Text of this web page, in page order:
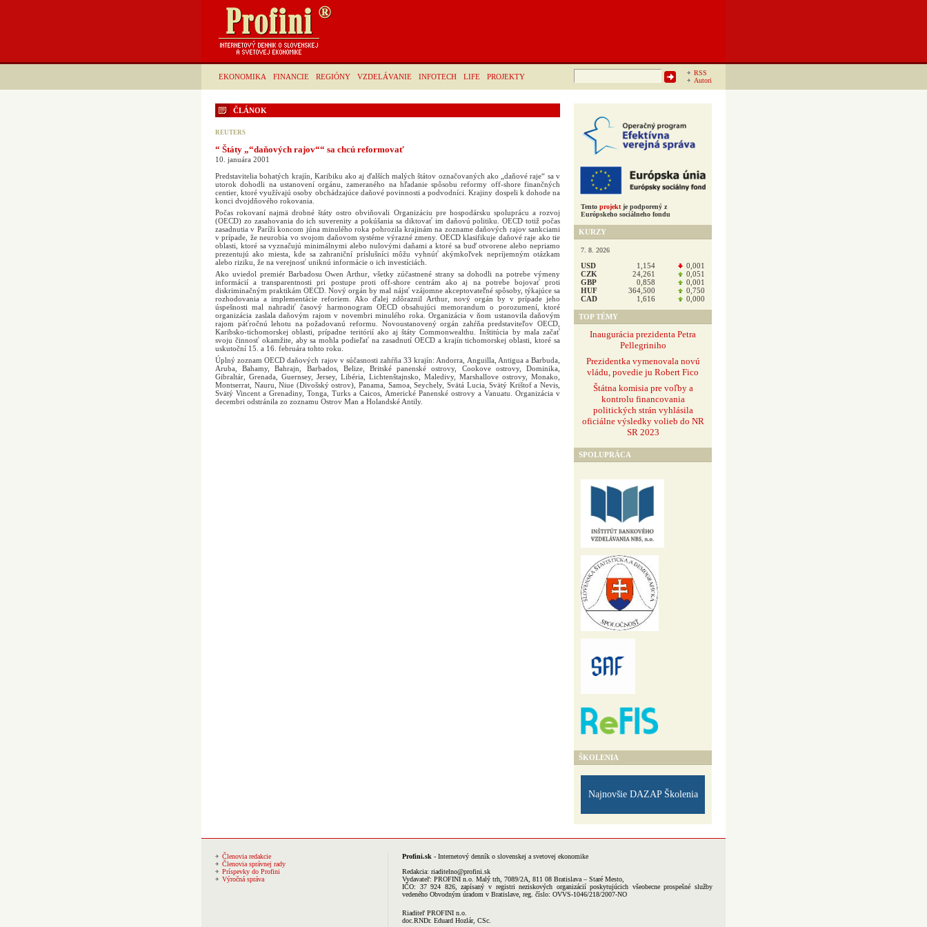
EKONOMIKA FINANCIE REGIÓNY VZDELÁVANIE INFOTECH LIFE PROJEKTY
RSS
Autori
Hľadať:
ČLÁNOK
REUTERS
“ Štáty „“daňových rajov““ sa chcú reformovať
10. januára 2001
Predstavitelia bohatých krajín, Karibiku ako aj ďalších malých štátov označovaných ako „daňové raje“ sa v
utorok dohodli na ustanovení orgánu, zameraného na hľadanie spôsobu reformy off-shore finančných
centier, ktoré využívajú osoby obchádzajúce daňové povinnosti a podvodníci. Krajiny dospeli k dohode na
konci dvojdňového rokovania.
Počas rokovaní najmä drobné štáty ostro obviňovali Organizáciu pre hospodársku spoluprácu a rozvoj
(OECD) zo zasahovania do ich suverenity a pokúšania sa diktovať im daňovú politiku. OECD totiž počas
zasadnutia v Paríži koncom júna minulého roka pohrozila krajinám na zozname daňových rajov sankciami
v prípade, že neurobia vo svojom daňovom systéme výrazné zmeny. OECD klasifikuje daňové raje ako tie
oblasti, ktoré sa vyznačujú minimálnymi alebo nulovými daňami a ktoré sa buď otvorene alebo nepriamo
prezentujú ako miesta, kde sa zahraniční príslušníci môžu vyhnúť akýmkoľvek nepríjemným otázkam
alebo riziku, že na verejnosť uniknú informácie o ich investíciách.
Ako uviedol premiér Barbadosu Owen Arthur, všetky zúčastnené strany sa dohodli na potrebe výmeny
informácií a transparentnosti pri postupe proti off-shore centrám ako aj na potrebe bojovať proti
diskriminačným praktikám OECD. Nový orgán by mal nájsť vzájomne akceptovateľné spôsoby, týkajúce sa
rozhodovania a implementácie reforiem. Ako ďalej zdôraznil Arthur, nový orgán by v prípade jeho
úspešnosti mal nahradiť časový harmonogram OECD obsahujúci memorandum o porozumení, ktoré
organizácia zaslala daňovým rajom v novembri minulého roka. Organizácia v ňom ustanovila daňovým
rajom päťročnú lehotu na požadovanú reformu. Novoustanovený orgán zahŕňa predstaviteľov OECD,
Karibsko-tichomorskej oblasti, prípadne teritórií ako aj štáty Commonwealthu. Inštitúcia by mala začať
svoju činnosť okamžite, aby sa mohla podieľať na zasadnutí OECD a krajín tichomorskej oblasti, ktoré sa
uskutoční 15. a 16. februára tohto roku.
Úplný zoznam OECD daňových rajov v súčasnosti zahŕňa 33 krajín: Andorra, Anguilla, Antigua a Barbuda,
Aruba, Bahamy, Bahrajn, Barbados, Belize, Britské panenské ostrovy, Cookove ostrovy, Dominika,
Gibraltár, Grenada, Guernsey, Jersey, Libéria, Lichtenštajnsko, Maledivy, Marshallove ostrovy, Monako,
Montserrat, Nauru, Niue (Divošský ostrov), Panama, Samoa, Seychely, Svätá Lucia, Svätý Krištof a Nevis,
Svätý Vincent a Grenadiny, Tonga, Turks a Caicos, Americké Panenské ostrovy a Vanuatu. Organizácia v
decembri odstránila zo zoznamu Ostrov Man a Holandské Antily.
Tento projekt je podporený z
Európskeho sociálneho fondu
KURZY
7. 8. 2026
USD 1,154
0,001
CZK
24,261
0,051
GBP
0,858
0,001
HUF
364,500
0,750
CAD
1,616 0,000
TOP TÉMY
Inaugurácia prezidenta Petra
Pellegriniho
Prezidentka vymenovala novú
vládu, povedie ju Robert Fico
Štátna komisia pre voľby a
kontrolu financovania
politických strán vyhlásila
oficiálne výsledky volieb do NR
SR 2023
SPOLUPRÁCA
ŠKOLENIA
Najnovšie DAZAP Školenia
Členovia redakcie
Členovia správnej rady
Príspevky do Profini
Výročná správa
Profini.sk - Internetový denník o slovenskej a svetovej ekonomike
Redakcia: riaditelno@profini.sk
Vydavateľ: PROFINI n.o. Malý trh, 7089/2A, 811 08 Bratislava – Staré Mesto,
IČO: 37 924 826, zapísaný v registri neziskových organizácií poskytujúcich všeobecne prospešné služby
vedeného Obvodným úradom v Bratislave, reg. číslo: OVVS-1046/218/2007-NO
Riaditeľ PROFINI n.o.
doc.RNDr. Eduard Hozlár, CSc.